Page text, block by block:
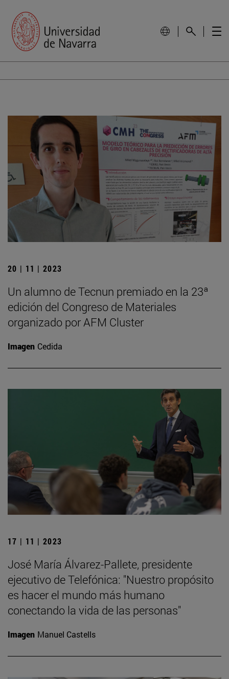
20 | 11 | 2023
Un alumno de Tecnun premiado en la 23ª
edición del Congreso de Materiales
organizado por AFM Cluster
Imagen Cedida
17 | 11 | 2023
José María Álvarez-Pallete, presidente
ejecutivo de Telefónica: "Nuestro propósito
es hacer el mundo más humano
conectando la vida de las personas"
Imagen Manuel Castells